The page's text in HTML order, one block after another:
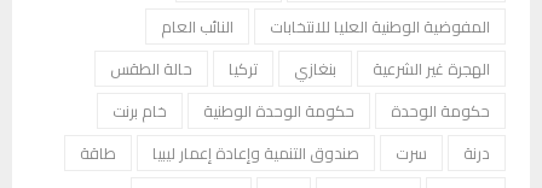
المفوضية الوطنية العليا للانتخابات
النائب العام
الهجرة غير الشرعية
بنغازي تركيا
حالة الطقس
حكومة الوحدة
حكومة الوحدة الوطنية
خام برنت
درنة
سرت صندوق التنمية وإعادة إعمار ليبيا
طاقة